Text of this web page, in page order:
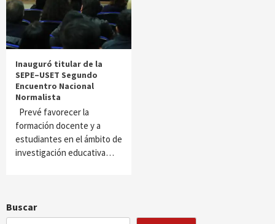
Inauguró titular de la
SEPE–USET Segundo
Encuentro Nacional
Normalista
Prevé favorecer la
formación docente y a
estudiantes en el ámbito de
investigación educativa…
Buscar